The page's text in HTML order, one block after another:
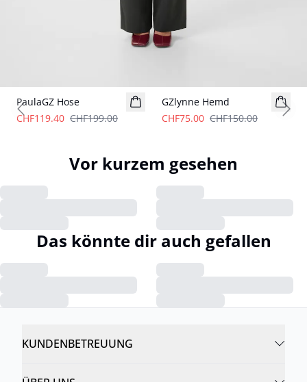
PaulaGZ Hose
CHF119.40 CHF199.00
GZlynne Hemd
CHF75.00 CHF150.00
Previous slide
Vor kurzem gesehen
Das könnte dir auch gefallen
KUNDENBETREUUNG